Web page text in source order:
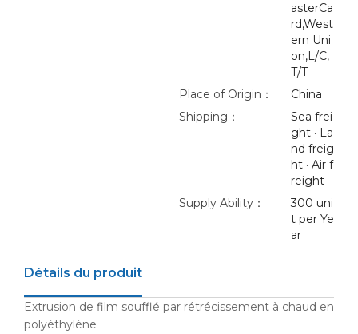
asterCa
rd,West
ern Uni
on,L/C,
T/T
Place of Origin：
China
Shipping：
Sea frei
ght · La
nd freig
ht · Air f
reight
Supply Ability：
300 uni
t per Ye
ar
Détails du produit
Extrusion de film soufflé par rétrécissement à chaud en
polyéthylène